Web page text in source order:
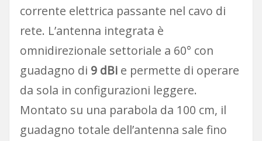
corrente elettrica passante nel cavo di
rete. L’antenna integrata è
omnidirezionale settoriale a 60° con
guadagno di 9 dBie permette di operare
da sola in configurazioni leggere.
Montato su una parabola da 100 cm, il
guadagno totale dell’antenna sale fino